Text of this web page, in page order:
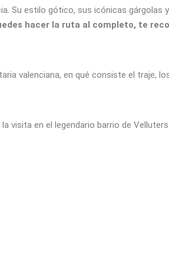
Su estilo gótico, sus icónicas gárgolas
hacer la ruta al completo, te
valenciana, en qué consiste el traje,
visita en el legendario barrio de